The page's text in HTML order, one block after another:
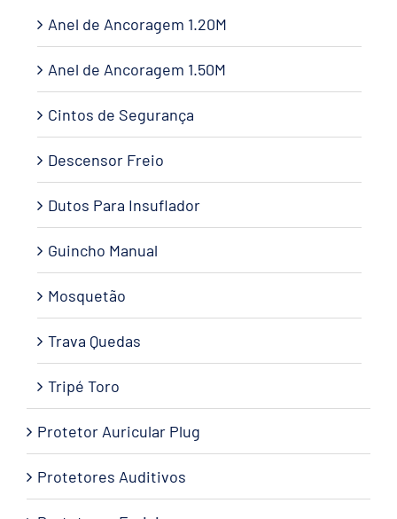
Anel de Ancoragem 1.20M
Anel de Ancoragem 1.50M
Cintos de Segurança
Descensor Freio
Dutos Para Insuflador
Guincho Manual
Mosquetão
Trava Quedas
Tripé Toro
Protetor Auricular Plug
Protetores Auditivos